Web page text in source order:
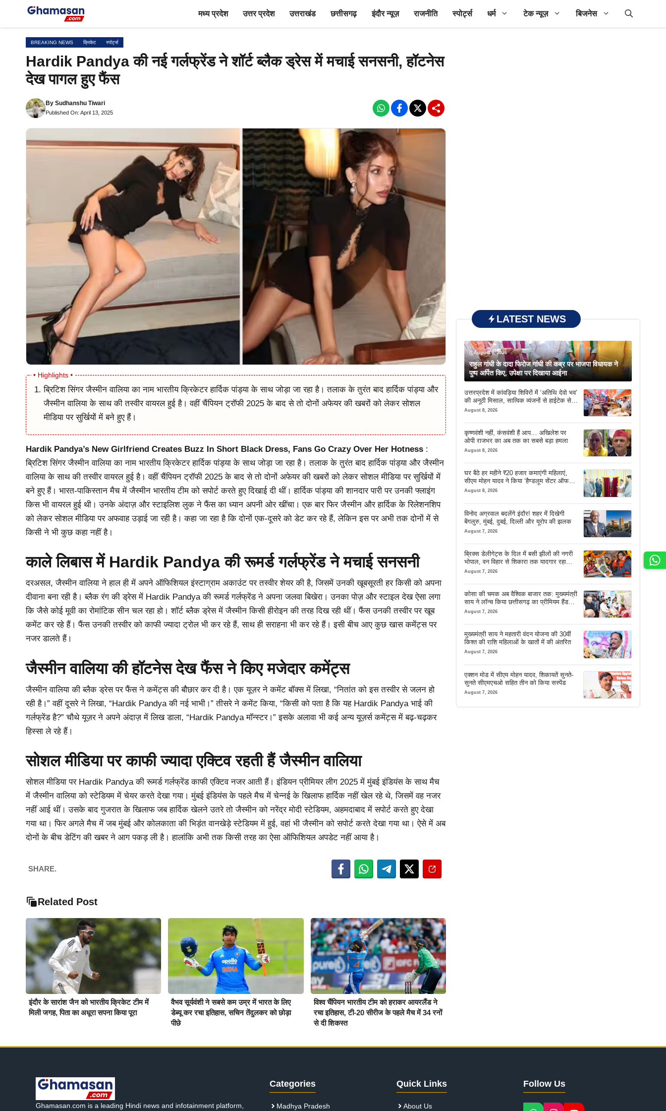
मध्य प्रदेश उत्तर प्रदेश उत्तराखंड छत्तीसगढ़ इंदौर न्यूज़ राजनीति स्पोर्ट्स धर्म टेक न्यूज़ बिजनेस
BREAKING NEWS क्रिकेट स्पोर्ट्स
Hardik Pandya की नई गर्लफ्रेंड ने शॉर्ट ब्लैक ड्रेस में मचाई सनसनी, हॉटनेस
देख पागल हुए फैंस
By Sudhanshu Tiwari
Published On: April 13, 2025
ब्रिटिश सिंगर जैस्मीन वालिया का नाम भारतीय क्रिकेटर हार्दिक पांड्या के साथ जोड़ा जा रहा है। तलाक के तुरंत बाद हार्दिक पांड्या और
जैस्मीन वालिया के साथ की तस्वीर वायरल हुई है। वहीं चैंपियन ट्रॉफी 2025 के बाद से तो दोनों अफेयर की खबरों को लेकर सोशल
मीडिया पर सुर्खियों में बने हुए हैं।
Hardik Pandya’s New Girlfriend Creates Buzz In Short Black Dress, Fans Go Crazy Over Her Hotness :
ब्रिटिश सिंगर जैस्मीन वालिया का नाम भारतीय क्रिकेटर हार्दिक पांड्या के साथ जोड़ा जा रहा है। तलाक के तुरंत बाद हार्दिक पांड्या और जैस्मीन
वालिया के साथ की तस्वीर वायरल हुई है। वहीं चैंपियन ट्रॉफी 2025 के बाद से तो दोनों अफेयर की खबरों को लेकर सोशल मीडिया पर सुर्खियों में
बने हुए हैं। भारत-पाकिस्तान मैच में जैस्मीन भारतीय टीम को सपोर्ट करते हुए दिखाई दी थीं। हार्दिक पांड्या की शानदार पारी पर उनकी फ्लाइंग
किस भी वायरल हुई थी। उनके अंदाज़ और स्टाइलिश लुक ने फैंस का ध्यान अपनी ओर खींचा। एक बार फिर जैस्मीन और हार्दिक के रिलेशनशिप
को लेकर सोशल मीडिया पर अफवाह उड़ाई जा रही है। कहा जा रहा है कि दोनों एक-दूसरे को डेट कर रहे हैं, लेकिन इस पर अभी तक दोनों में से
किसी ने भी कुछ कहा नहीं है।
काले लिबास में Hardik Pandya की रूमर्ड गर्लफ्रेंड ने मचाई सनसनी
दरअसल, जैस्मीन वालिया ने हाल ही में अपने ऑफिशियल इंस्टाग्राम अकाउंट पर तस्वीर शेयर की है, जिसमें उनकी खूबसूरती हर किसी को अपना
दीवाना बना रही है। ब्लैक रंग की ड्रेस में Hardik Pandya की रूमर्ड गर्लफ्रेंड ने अपना जलवा बिखेरा। उनका पोज़ और स्टाइल देख ऐसा लगा
कि जैसे कोई मूवी का रोमांटिक सीन चल रहा हो। शॉर्ट ब्लैक ड्रेस में जैस्मीन किसी हीरोइन की तरह दिख रही थीं। फैंस उनकी तस्वीर पर खूब
कमेंट कर रहे हैं। फैंस उनकी तस्वीर को काफी ज्यादा ट्रोल भी कर रहे हैं, साथ ही सराहना भी कर रहे हैं। इसी बीच आए कुछ खास कमेंट्स पर
नजर डालते हैं।
जैस्मीन वालिया की हॉटनेस देख फैंस ने किए मजेदार कमेंट्स
जैस्मीन वालिया की ब्लैक ड्रेस पर फैंस ने कमेंट्स की बौछार कर दी है। एक यूज़र ने कमेंट बॉक्स में लिखा, “नितांत को इस तस्वीर से जलन हो
रही है।” वहीं दूसरे ने लिखा, “Hardik Pandya की नई भाभी।” तीसरे ने कमेंट किया, “किसी को पता है कि यह Hardik Pandya भाई की
गर्लफ्रेंड है?” चौथे यूज़र ने अपने अंदाज़ में लिख डाला, “Hardik Pandya मॉन्स्टर।” इसके अलावा भी कई अन्य यूज़र्स कमेंट्स में बढ़-चढ़कर
हिस्सा ले रहे हैं।
सोशल मीडिया पर काफी ज्यादा एक्टिव रहती हैं जैस्मीन वालिया
सोशल मीडिया पर Hardik Pandya की रूमर्ड गर्लफ्रेंड काफी एक्टिव नजर आती हैं। इंडियन प्रीमियर लीग 2025 में मुंबई इंडियंस के साथ मैच
में जैस्मीन वालिया को स्टेडियम में चेयर करते देखा गया। मुंबई इंडियंस के पहले मैच में चेन्नई के खिलाफ हार्दिक नहीं खेल रहे थे, जिसमें वह नजर
नहीं आई थीं। उसके बाद गुजरात के खिलाफ जब हार्दिक खेलने उतरे तो जैस्मीन को नरेंद्र मोदी स्टेडियम, अहमदाबाद में सपोर्ट करते हुए देखा
गया था। फिर अगले मैच में जब मुंबई और कोलकाता की भिड़ंत वानखेड़े स्टेडियम में हुई, वहां भी जैस्मीन को सपोर्ट करते देखा गया था। ऐसे में अब
दोनों के बीच डेटिंग की खबर ने आग पकड़ ली है। हालांकि अभी तक किसी तरह का ऐसा ऑफिशियल अपडेट नहीं आया है।
SHARE.
Related Post
इंदौर के सारांश जैन को भारतीय क्रिकेट टीम में
मिली जगह, पिता का अधूरा सपना किया पूरा
वैभव सूर्यवंशी ने सबसे कम उम्र में भारत के लिए
डेब्यू कर रचा इतिहास, सचिन तेंदुलकर को छोड़ा
पीछे
विश्व चैंपियन भारतीय टीम को हराकर आयरलैंड ने
रचा इतिहास, टी-20 सीरीज के पहले मैच में 34 रनों
से दी शिकस्त
LATEST NEWS
August 8, 2026
राहुल गांधी के दादा फिरोज गांधी की कब्र पर भाजपा विधायक ने
पुष्प अर्पित किए, उपेक्षा पर दिखाया आईना
उत्तरप्रदेश में कांवड़िया शिविरों में ‘अतिथि देवो भव’
की अनूठी मिसाल, सात्विक व्यंजनों से हाईटेक सेवा
तक खास इंतजाम
August 8, 2026
कृष्णवंशी नहीं, कंसवंशी हैं आप… अखिलेश पर
ओपी राजभर का अब तक का सबसे बड़ा हमला
August 8, 2026
घर बैठे हर महीने ₹20 हजार कमाएंगी महिलाएं,
सीएम मोहन यादव ने किया ‘हैण्डलूम सेंटर ऑफ
एक्सीलेंस’ का शुभारंभ
August 8, 2026
विनोद अग्रवाल बदलेंगे इंदौर! शहर में दिखेगी
बेंगलुरु, मुंबई, दुबई, दिल्ली और यूरोप की झलक
August 7, 2026
ब्रिक्स डेलीगेट्स के दिल में बसी झीलों की नगरी
भोपाल, वन विहार से शिकारा तक यादगार रहा
सफर
August 7, 2026
कोसा की चमक अब वैश्विक बाजार तक: मुख्यमंत्री
साय ने लॉन्च किया छत्तीसगढ़ का प्रीमियम हैंडलूम
ब्रांड ‘कोशल फैब’
August 7, 2026
मुख्यमंत्री साय ने महतारी वंदन योजना की 30वीं
किश्त की राशि महिलाओं के खातों में की अंतरित
August 7, 2026
एक्शन मोड में सीएम मोहन यादव, शिकायतें सुनते-
सुनते सीएमएचओ सहित तीन को किया सस्पेंड
August 7, 2026
Ghamasan.com is a leading Hindi news and infotainment platform,
Categories
Madhya Pradesh
Quick Links
About Us
Follow Us